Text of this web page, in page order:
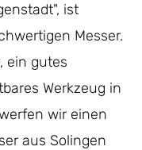
ist
Messer.
ein gutes
Werkzeug in
wir einen
aus Solingen